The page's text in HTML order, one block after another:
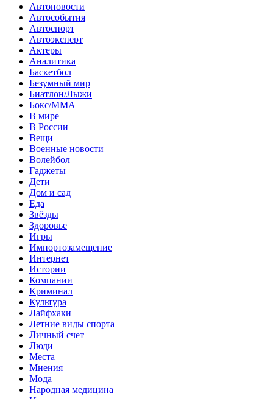
Автоновости
Автособытия
Автоспорт
Автоэксперт
Актеры
Аналитика
Баскетбол
Безумный мир
Биатлон/Лыжи
Бокс/MMA
В мире
В России
Вещи
Военные новости
Волейбол
Гаджеты
Дети
Дом и сад
Еда
Звёзды
Здоровье
Игры
Импортозамещение
Интернет
Истории
Компании
Криминал
Культура
Лайфхаки
Летние виды спорта
Личный счет
Люди
Места
Мнения
Мода
Народная медицина